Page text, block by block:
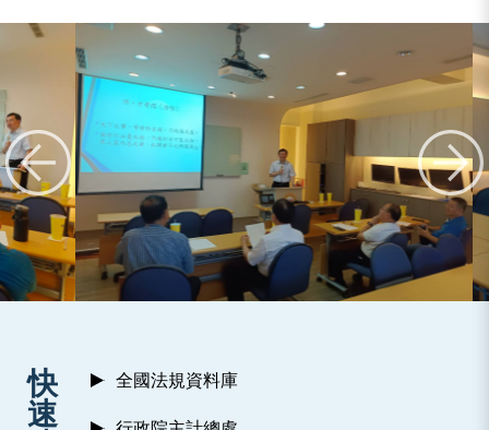
快
速
全國法規資料庫